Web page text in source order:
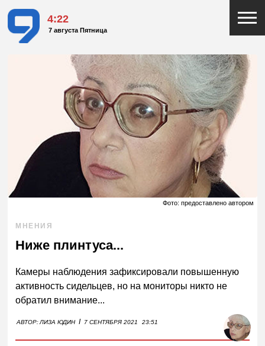
4:22
7 августа Пятница
Фото: предоставлено автором
МНЕНИЯ
Ниже плинтуса...
Камеры наблюдения зафиксировали повышенную
активность сидельцев, но на мониторы никто не
обратил внимание...
АВТОР:ЛИЗА ЮДИН I 7 СЕНТЯБРЯ 2021 23:51